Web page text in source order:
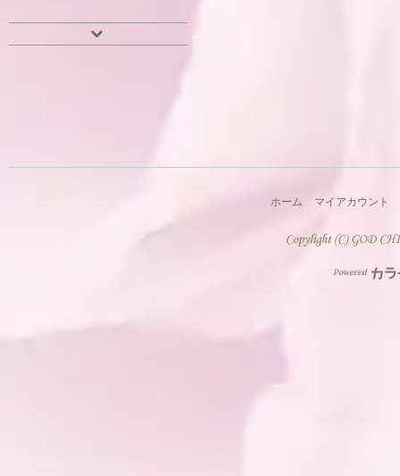
ホーム マイアカウント
Powered